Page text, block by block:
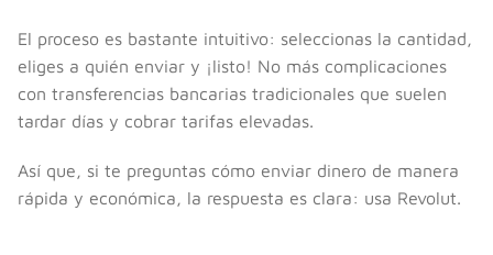
El proceso es bastante intuitivo: seleccionas la cantidad,
eliges a quién enviar y ¡listo! No más complicaciones
con transferencias bancarias tradicionales que suelen
tardar días y cobrar tarifas elevadas.
Así que, si te preguntas cómo enviar dinero de manera
rápida y económica, la respuesta es clara: usa Revolut.